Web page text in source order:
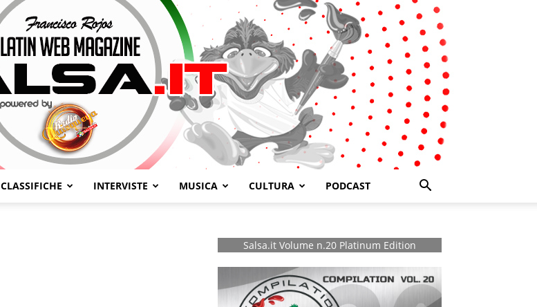
CLASSIFICHE INTERVISTE MUSICA CULTURA PODCAST
Salsa.it Volume n.20 Platinum Edition